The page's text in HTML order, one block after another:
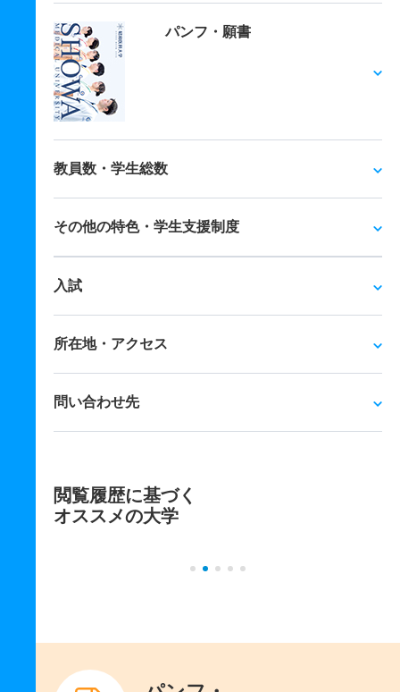
パンフ・願書
教員数・学生総数
その他の特色・学生支援制度
入試
所在地・アクセス
問い合わせ先
閲覧履歴に基づく
オススメの大学